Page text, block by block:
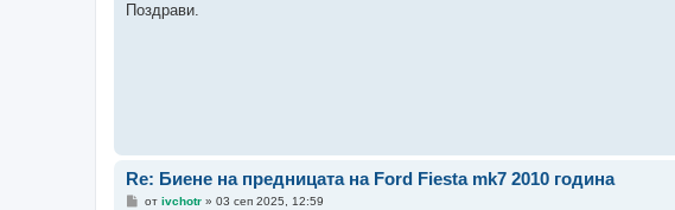
Поздрави.
Re: Биене на предницата на Ford Fiesta mk7 2010 година
Мот ivchotr» 03 сеп 2025, 12:59